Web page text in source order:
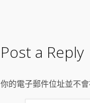
Post a Reply
你的電子郵件位址並不